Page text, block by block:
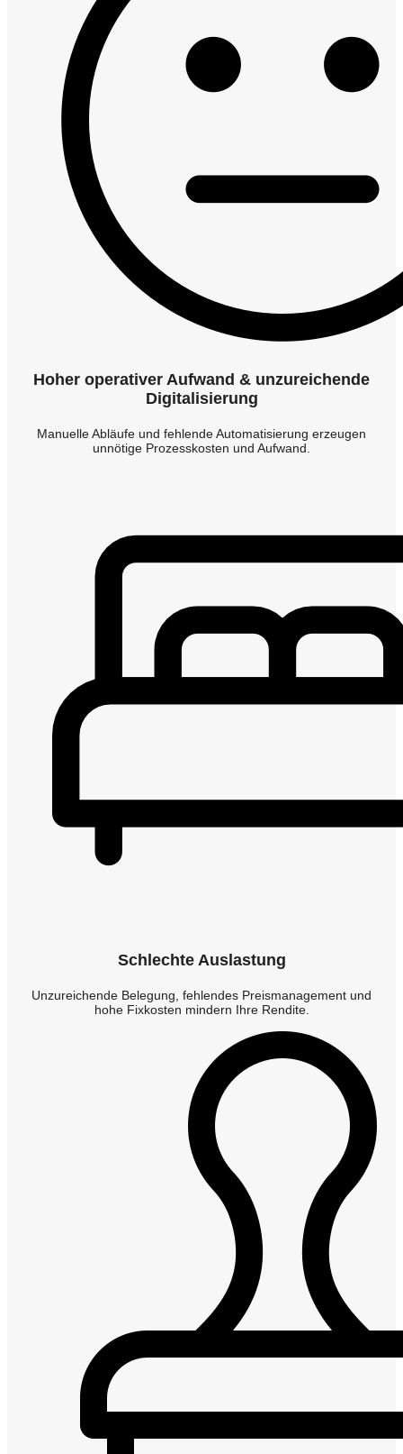
Hoher operativer Aufwand & unzureichende
Digitalisierung
Manuelle Abläufe und fehlende Automatisierung erzeugen
unnötige Prozesskosten und Aufwand.
Schlechte Auslastung
Unzureichende Belegung, fehlendes Preismanagement und
hohe Fixkosten mindern Ihre Rendite.